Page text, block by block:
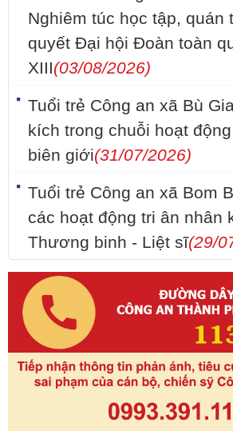
Nghiêm túc học tập, quán
quyết Đại hội Đoàn toàn
XIII(03/08/2026)
Tuổi trẻ Công an xã Bù
kích trong chuỗi hoạt
biên giới(31/07/2026)
Tuổi trẻ Công an xã Bom
các hoạt động tri ân nhân
Thương binh - Liệt sĩ(29/